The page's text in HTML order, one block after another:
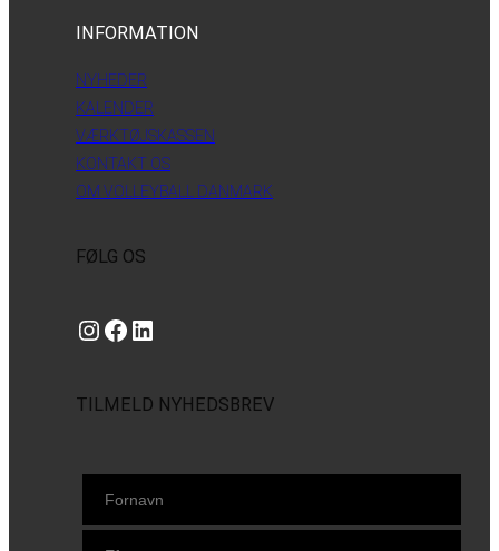
INFORMATION
NYHEDER
KALENDER
VÆRKTØJSKASSEN
KONTAKT OS
OM VOLLEYBALL DANMARK
FØLG OS
Instagram https://www.facebook.com/danishbeachvolleytour LinkedIn
TILMELD NYHEDSBREV